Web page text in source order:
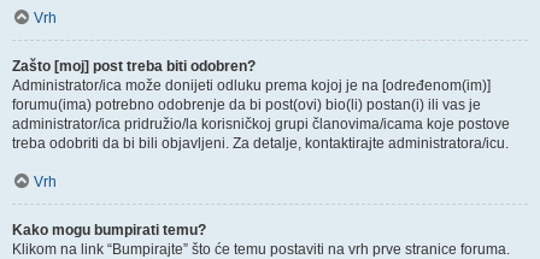
Vrh
Zašto [moj] post treba biti odobren?
Administrator/ica može donijeti odluku prema kojoj je na [određenom(im)]
forumu(ima) potrebno odobrenje da bi post(ovi) bio(li) postan(i) ili vas je
administrator/ica pridružio/la korisničkoj grupi članovima/icama koje postove
treba odobriti da bi bili objavljeni. Za detalje, kontaktirajte administratora/icu.
Vrh
Kako mogu bumpirati temu?
Klikom na link “Bumpirajte” što će temu postaviti na vrh prve stranice foruma.